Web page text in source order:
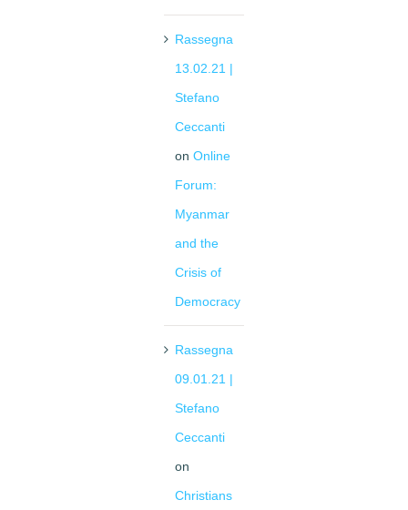
Rassegna
13.02.21 |
Stefano
Ceccanti
on Online
Forum:
Myanmar
and the
Crisis of
Democracy
Rassegna
09.01.21 |
Stefano
Ceccanti
on
Christians